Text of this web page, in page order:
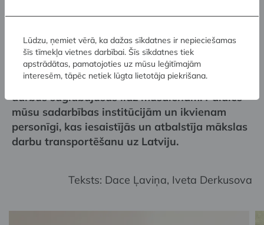
iemūžinātās dāmas mazmazbērni.
Latvijas Nacionālais mākslas muzejs izsaka
vislielāko pateicību nesavtīgajiem
dāvinātājiem un viņu ģimenēm, kuras mākslas
darbus saglabājušas līdz mūsdienām. Paldies
mūsu sadarbības institūcijām un ikvienam
personīgi, kas iesaistījās un atbalstīja mākslas
darbu transportēšanu uz Latviju.
Teksts: Dace Ļaviņa, Iveta Derkusova
Lūdzu, ņemiet vērā, ka dažas sīkdatnes ir nepieciešamas
šīs tīmekļa vietnes darbībai. Šīs sīkdatnes tiek
apstrādātas, pamatojoties uz mūsu leģitīmajām
interesēm, tāpēc netiek lūgta lietotāja piekrišana.